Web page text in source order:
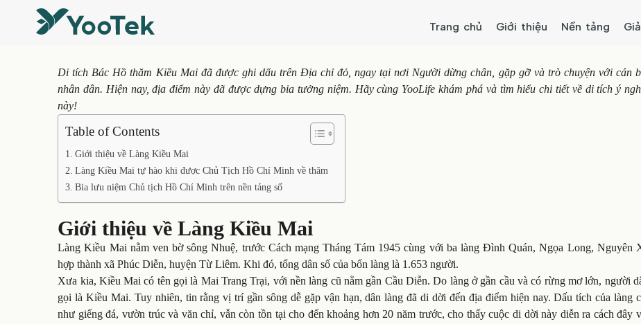
Trang chủ Giới thiệu Nền tảng
Di tích Bác Hồ thăm Kiều Mai đã được ghi dấu trên Địa chỉ đỏ, ngay tại nơi Người dừng chân, gặp gỡ và trò chuyện với cán
nhân dân. Hiện nay, địa điểm này đã được dựng bia tưởng niệm. Hãy cùng YooLife khám phá và tìm hiểu chi tiết về di tích ý
này!
Table of Contents
Giới thiệu về Làng Kiều Mai
Làng Kiều Mai tự hào khi được Chủ Tịch Hồ Chí Minh về thăm
Bia lưu niệm Chủ tịch Hồ Chí Minh trên nền tảng số
Giới thiệu về Làng Kiều Mai
Làng Kiều Mai nằm ven bờ sông Nhuệ, trước Cách mạng Tháng Tám 1945 cùng với ba làng Đình Quán, Ngọa Long, Nguyên
hợp thành xã Phúc Diễn, huyện Từ Liêm. Khi đó, tổng dân số của bốn làng là 1.653 người.
Xưa kia, Kiều Mai có tên gọi là Mai Trang Trại, với nền làng cũ nằm gần Cầu Diễn. Do làng ở gần cầu và có rừng mơ lớn, người
gọi là Kiều Mai. Tuy nhiên, tin rằng vị trí gần sông dễ gặp vận hạn, dân làng đã di dời đến địa điểm hiện nay. Dấu tích của làng
như giếng đá, vườn trúc và văn chỉ, vẫn còn tồn tại cho đến khoảng hơn 20 năm trước, cho thấy cuộc di dời này diễn ra cách đây